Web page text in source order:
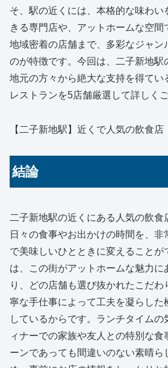
そ、駅の近くには、本格的な味わい
きる専門店や、アットホームな空間
地域密着の店舗まで、多彩なジャン
のが特徴です。今回は、二子新地駅
地元の方々から絶大な支持を得てい
レストランを5店舗厳選して詳しく
【二子新地駅】近くで人気の飲食店
結論
二子新地駅の近くにある人気の飲食
日々の食事やお出かけの時間を、非
で美味しいひとときに変えることが
は、この街がアットホームな魅力に
り、どの店舗も選び抜かれたこだ
寧な手仕事によって工夫を凝らした
しているからです。ランチタイム
ィナーでの家族や友人との特別な食
ーンであっても間違いのない素晴ら